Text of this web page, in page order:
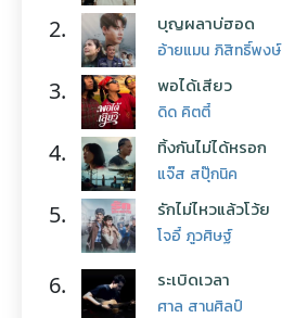
2. บุญผลาบ่ฮอด
อ้ายแมน ภิสิทธิ์พงษ์
3. พอได้เสียว
ดิด คิตตี้
4. ทิ้งกันไม่ได้หรอก
แจ๊ส สปุ๊กนิค
5. รักไม่ไหวแล้วโว้ย
โจอี้ ภูวศิษฐ์
6. ระเบิดเวลา
ศาล สานศิลป์